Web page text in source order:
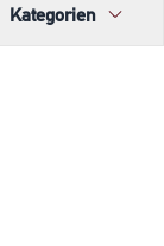
Kategorien